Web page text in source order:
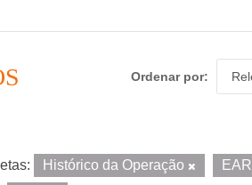
Ordenar por
Histórico da Operação EAR